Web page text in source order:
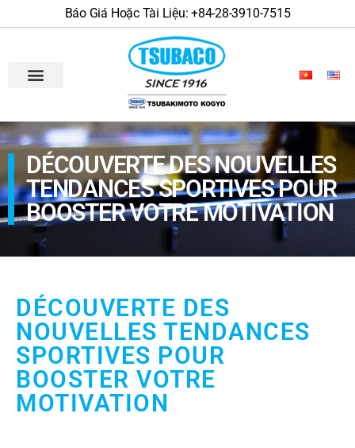
Báo Giá Hoặc Tài Liệu: +84-28-3910-7515
DÉCOUVERTE DES NOUVELLES
TENDANCES SPORTIVES POUR
BOOSTER VOTRE MOTIVATION
DÉCOUVERTE DES
NOUVELLES TENDANCES
SPORTIVES POUR
BOOSTER VOTRE
MOTIVATION